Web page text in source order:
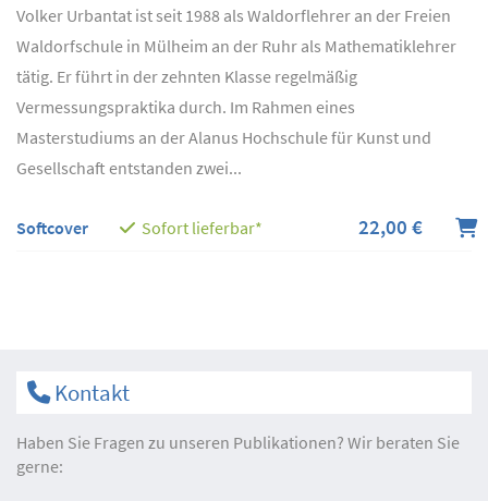
Volker Urbantat ist seit 1988 als Waldorflehrer an der Freien
Waldorfschule in Mülheim an der Ruhr als Mathematiklehrer
tätig. Er führt in der zehnten Klasse regelmäßig
Vermessungspraktika durch. Im Rahmen eines
Masterstudiums an der Alanus Hochschule für Kunst und
Gesellschaft entstanden zwei...
Softcover Sofort lieferbar* 22,00 €
Kontakt
Haben Sie Fragen zu unseren Publikationen? Wir beraten Sie
gerne: